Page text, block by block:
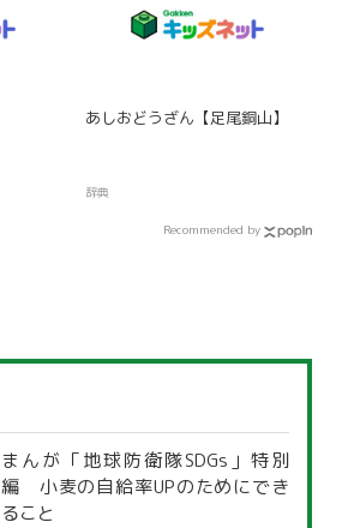
あしおどうざん【足尾銅山】
辞典
Recommended by
まんが「地球防衛隊SDGs」特別
編 小麦の自給率UPのためにでき
ること